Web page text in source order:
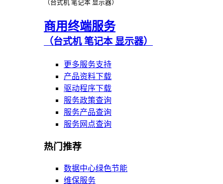
（台式机 笔记本 显示器）
商用终端服务
（台式机 笔记本 显示器）
更多服务支持
产品资料下载
驱动程序下载
服务政策查询
服务产品查询
服务网点查询
热门推荐
数据中心绿色节能
维保服务